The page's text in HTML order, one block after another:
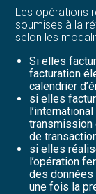
Les opérations
soumises à la
selon les
Si elles
facturation
calendrier
si elles
l’international
transmission
de
si elles
l’opération
des données
une fois la